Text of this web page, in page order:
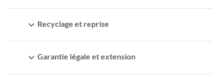
expand_more Recyclage et reprise
expand_more Garantie légale et extension